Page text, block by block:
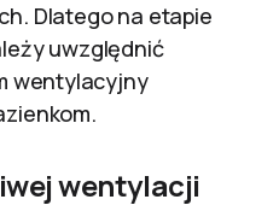
Dlatego na etapie
uwzględnić
wentylacyjny
wentylacji